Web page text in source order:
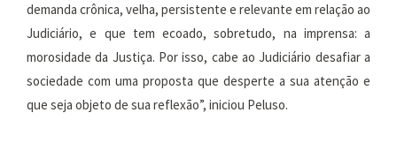
demanda crônica, velha, persistente e relevante em relação ao
Judiciário, e que tem ecoado, sobretudo, na imprensa: a
morosidade da Justiça. Por isso, cabe ao Judiciário desafiar a
sociedade com uma proposta que desperte a sua atenção e
que seja objeto de sua reflexão”, iniciou Peluso.